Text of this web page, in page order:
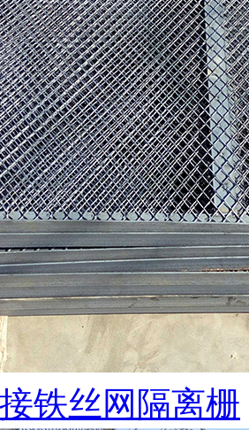
铁丝网隔离栅